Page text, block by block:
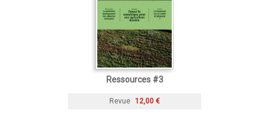
Ressources #3
Revue 12,00 €